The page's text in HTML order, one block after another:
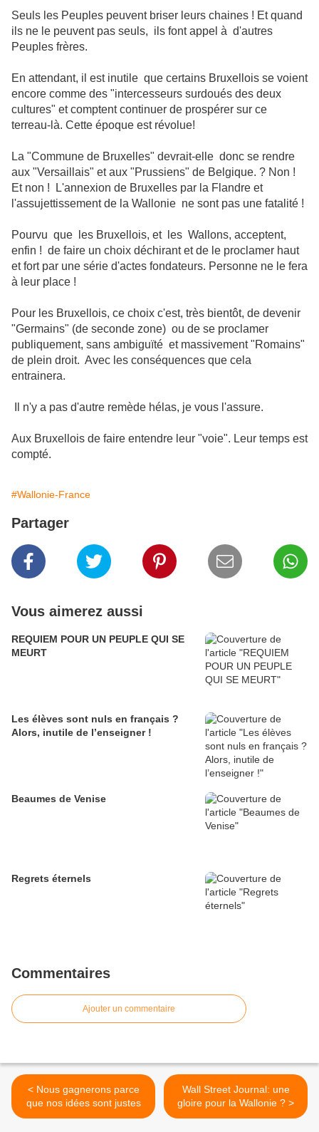
Seuls les Peuples peuvent briser leurs chaines ! Et quand
ils ne le peuvent pas seuls, ils font appel à d'autres
Peuples frères.
En attendant, il est inutile que certains Bruxellois se voient
encore comme des "intercesseurs surdoués des deux
cultures" et comptent continuer de prospérer sur ce
terreau-là. Cette époque est révolue!
La "Commune de Bruxelles" devrait-elle donc se rendre
aux "Versaillais" et aux "Prussiens" de Belgique. ? Non !
Et non ! L'annexion de Bruxelles par la Flandre et
l'assujettissement de la Wallonie ne sont pas une fatalité !
Pourvu que les Bruxellois, et les Wallons, acceptent,
enfin ! de faire un choix déchirant et de le proclamer haut
et fort par une série d'actes fondateurs. Personne ne le fera
à leur place !
Pour les Bruxellois, ce choix c'est, très bientôt, de devenir
"Germains" (de seconde zone) ou de se proclamer
publiquement, sans ambiguïté et massivement "Romains"
de plein droit. Avec les conséquences que cela
entrainera.
Il n'y a pas d'autre remède hélas, je vous l'assure.
Aux Bruxellois de faire entendre leur "voie". Leur temps est
compté.
#Wallonie-France
Partager
Vous aimerez aussi
REQUIEM POUR UN PEUPLE QUI SE
MEURT
Les élèves sont nuls en français ?
Alors, inutile de l’enseigner !
Beaumes de Venise
Regrets éternels
Commentaires
Ajouter un commentaire
< Nous gagnerons parce
que nos idées sont justes
Wall Street Journal: une
gloire pour la Wallonie ? >